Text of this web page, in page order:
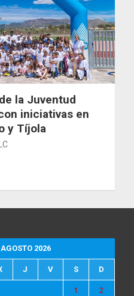
la Juventud
iniciativas en
y Tíjola
AGOSTO 2026
J V S D
1 2